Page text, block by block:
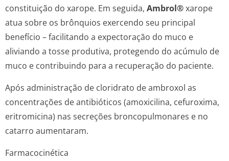
constituição do xarope. Em seguida, Ambrol®xarope
atua sobre os brônquios exercendo seu principal
benefício – facilitando a expectoração do muco e
aliviando a tosse produtiva, protegendo do acúmulo de
muco e contribuindo para a recuperação do paciente.
Após administração de cloridrato de ambroxol as
concentrações de antibióticos (amoxicilina, cefuroxima,
eritromicina) nas secreções broncopulmonares e no
catarro aumentaram.
Farmacocinética